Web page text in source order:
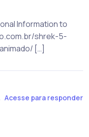
Information to
shrek-5-
[…]
Acesse para responder